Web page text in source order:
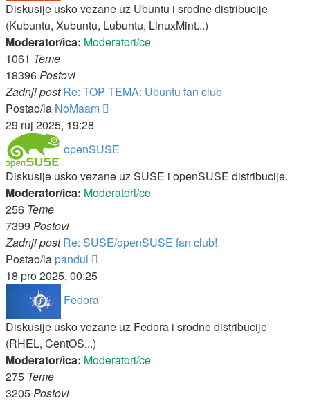
Diskusije usko vezane uz Ubuntu i srodne distribucije
(Kubuntu, Xubuntu, Lubuntu, LinuxMint...)
Moderator/ica: Moderatori/ce
1061 Teme
18396Postovi
Zadnji post Re: TOP TEMA: Ubuntu fan club
Postao/la NoMaam
29 ruj 2025, 19:28
openSUSE
Diskusije usko vezane uz SUSE i openSUSE distribucije.
Moderator/ica: Moderatori/ce
256 Teme
7399 Postovi
Zadnji post Re: SUSE/openSUSE fan club!
Postao/la pandul
18 pro 2025, 00:25
Fedora
Diskusije usko vezane uz Fedora i srodne distribucije
(RHEL, CentOS...)
Moderator/ica: Moderatori/ce
275 Teme
3205Postovi